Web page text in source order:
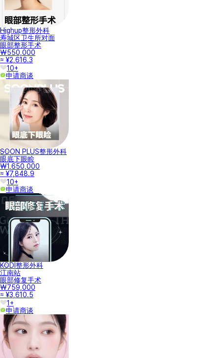
Highup整形外科
寿城区卫生所对面
眼部整形手术
₩550,000
≈ ¥2,616.3
10+
申请商谈
SOON PLUS整形外科
眼底下眼睑
₩1,650,000
≈ ¥7,848.9
10+
申请商谈
KODI整形外科
江南站
眼部修复手术
₩759,000
≈ ¥3,610.5
1+
申请商谈